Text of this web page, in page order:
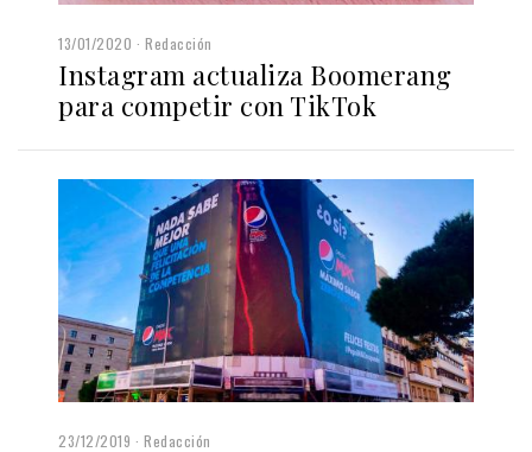
13/01/2020 Redacción
Instagram actualiza Boomerang
para competir con TikTok
23/12/2019 Redacción